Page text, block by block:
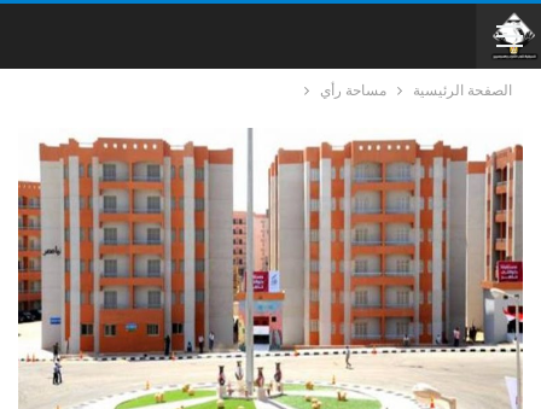
الصفحة الرئيسية مساحة رأي